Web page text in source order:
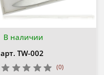
В наличии
арт. TW-002
(0)